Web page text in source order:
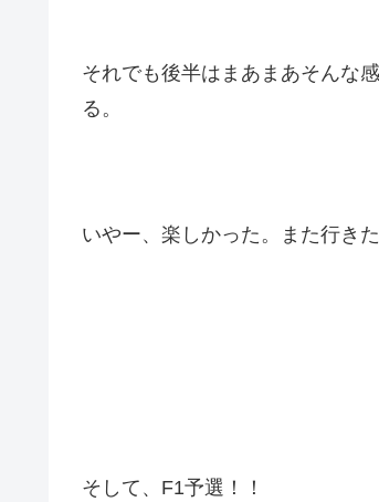
それでも後半はまあまあそんな
る。
いやー、楽しかった。また行きた
そして、F1予選！！